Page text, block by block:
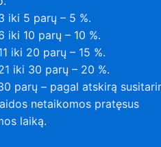
iki 5 parų – 5 %.
iki 10 parų – 10 %.
iki 20 parų – 15 %.
iki 30 parų – 20 %.
parų – pagal atskirą
netaikomos pratęsus
laiką.